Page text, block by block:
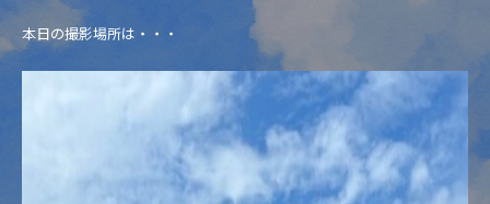
本日の撮影場所は・・・